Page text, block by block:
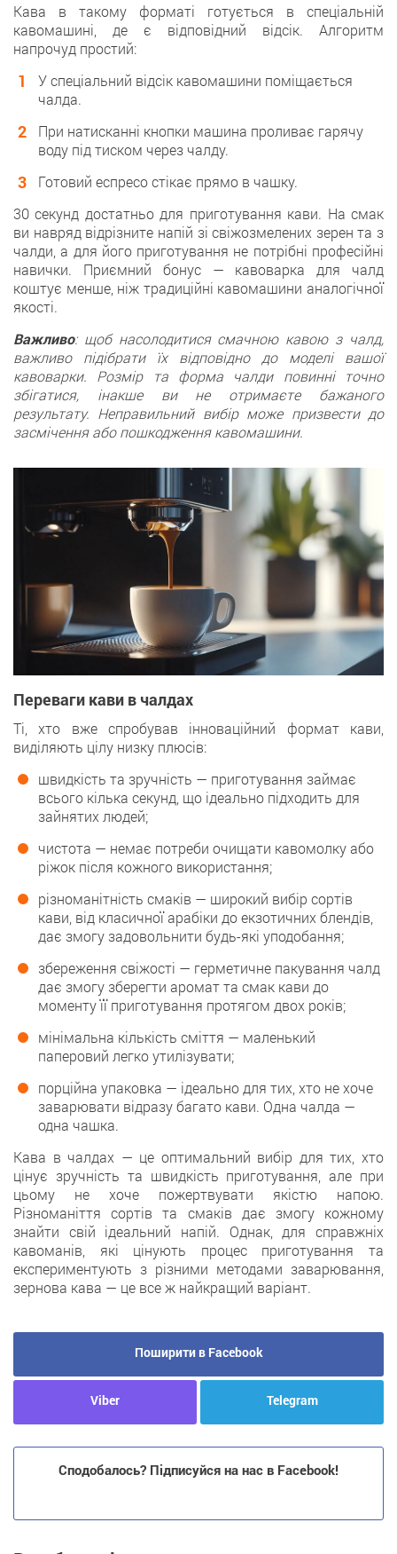
Кава в такому форматі готується в спеціальній
кавомашині, де є відповідний відсік. Алгоритм
напрочуд простий:
У спеціальний відсік кавомашини поміщається
чалда.
При натисканні кнопки машина проливає гарячу
воду під тиском через чалду.
Готовий еспресо стікає прямо в чашку.
30 секунд достатньо для приготування кави. На смак
ви навряд відрізните напій зі свіжозмелених зерен та з
чалди, а для його приготування не потрібні професійні
навички. Приємний бонус — кавоварка для чалд
коштує менше, ніж традиційні кавомашини аналогічної
якості.
Важливо: щоб насолодитися смачною кавою з чалд,
важливо підібрати їх відповідно до моделі вашої
кавоварки. Розмір та форма чалди повинні точно
збігатися, інакше ви не отримаєте бажаного
результату. Неправильний вибір може призвести до
засмічення або пошкодження кавомашини.
Переваги кави в чалдах
Ті, хто вже спробував інноваційний формат кави,
виділяють цілу низку плюсів:
швидкість та зручність — приготування займає
всього кілька секунд, що ідеально підходить для
зайнятих людей;
чистота — немає потреби очищати кавомолку або
ріжок після кожного використання;
різноманітність смаків — широкий вибір сортів
кави, від класичної арабіки до екзотичних блендів,
дає змогу задовольнити будь-які уподобання;
збереження свіжості — герметичне пакування чалд
дає змогу зберегти аромат та смак кави до
моменту її приготування протягом двох років;
мінімальна кількість сміття — маленький
паперовий легко утилізувати;
порційна упаковка — ідеально для тих, хто не хоче
заварювати відразу багато кави. Одна чалда —
одна чашка.
Кава в чалдах — це оптимальний вибір для тих, хто
цінує зручність та швидкість приготування, але при
цьому не хоче пожертвувати якістю напою.
Різноманіття сортів та смаків дає змогу кожному
знайти свій ідеальний напій. Однак, для справжніх
кавоманів, які цінують процес приготування та
експериментують з різними методами заварювання,
зернова кава — це все ж найкращий варіант.
Поширити в Facebook
Viber Telegram
Сподобалось? Підписуйся на нас в Facebook!